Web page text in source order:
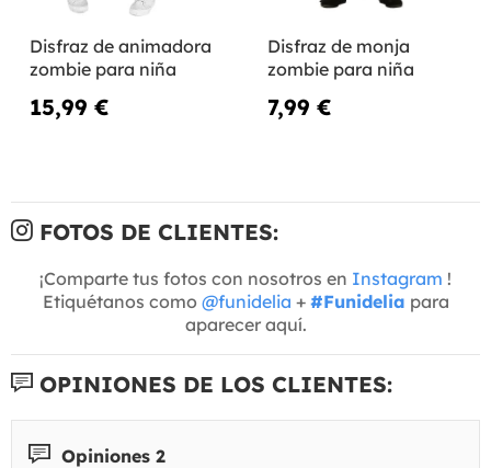
Disfraz de animadora
zombie para niña
15,99 €
Disfraz de monja
zombie para niña
7,99 €
FOTOS DE CLIENTES:
¡Comparte tus fotos con nosotros en Instagram !
Etiquétanos como @funidelia + #Funidelia para
aparecer aquí.
OPINIONES DE LOS CLIENTES:
Opiniones 2